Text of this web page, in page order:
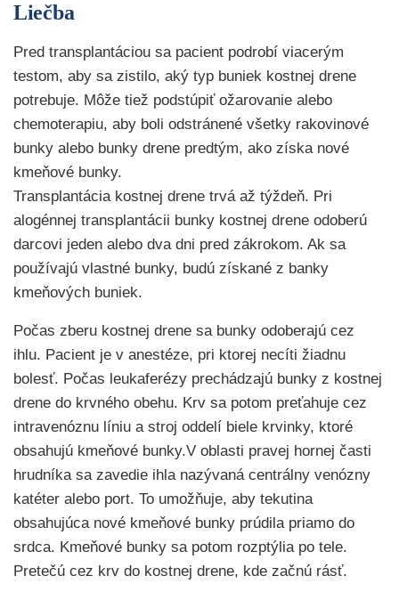
Liečba
Pred transplantáciou sa pacient podrobí viacerým
testom, aby sa zistilo, aký typ buniek kostnej drene
potrebuje. Môže tiež podstúpiť ožarovanie alebo
chemoterapiu, aby boli odstránené všetky rakovinové
bunky alebo bunky drene predtým, ako získa nové
kmeňové bunky.
Transplantácia kostnej drene trvá až týždeň. Pri
alogénnej transplantácii bunky kostnej drene odoberú
darcovi jeden alebo dva dni pred zákrokom. Ak sa
používajú vlastné bunky, budú získané z banky
kmeňových buniek.
Počas zberu kostnej drene sa bunky odoberajú cez
ihlu. Pacient je v anestéze, pri ktorej necíti žiadnu
bolesť. Počas leukaferézy prechádzajú bunky z kostnej
drene do krvného obehu. Krv sa potom preťahuje cez
intravenóznu líniu a stroj oddelí biele krvinky, ktoré
obsahujú kmeňové bunky.V oblasti pravej hornej časti
hrudníka sa zavedie ihla nazývaná centrálny venózny
katéter alebo port. To umožňuje, aby tekutina
obsahujúca nové kmeňové bunky prúdila priamo do
srdca. Kmeňové bunky sa potom rozptýlia po tele.
Pretečú cez krv do kostnej drene, kde začnú rásť.